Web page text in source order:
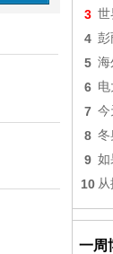
3 世
4 彭
5 海
6
7 今
8 冬
9 如
10
一周